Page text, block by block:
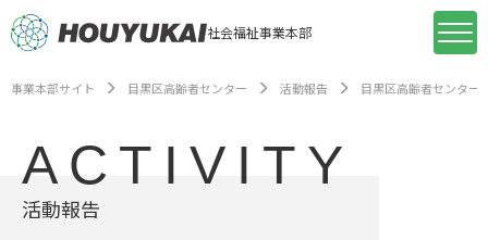
社会福祉事業本部
事業本部サイト 目黒区高齢者センター 活動報告 目黒区高齢者センター
ACTIVITY
活動報告